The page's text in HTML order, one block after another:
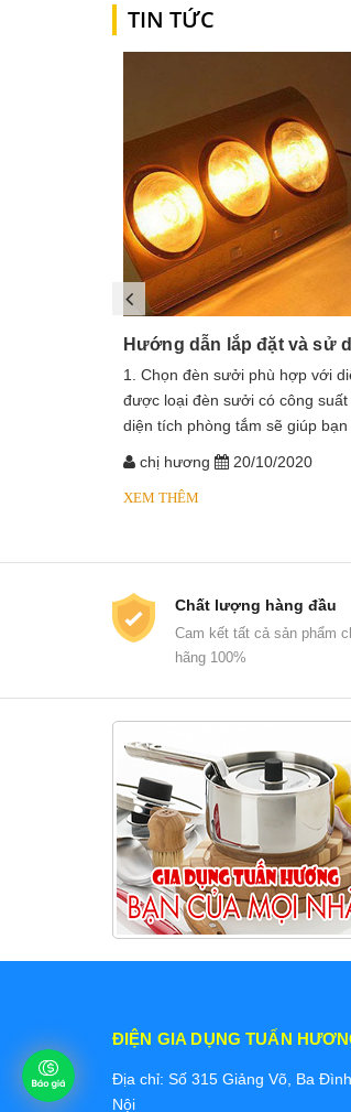
TIN TỨC
Hướng dẫn lắp đặt và sử
1. Chọn đèn sưởi phù hợp với
được loại đèn sưởi có công
diện tích phòng tắm sẽ giúp bạn
chị hương 20/10/2020
XEM THÊM
Chất lượng hàng đầu
Cam kết tất cả sản phẩm
hãng 100%
ĐIỆN GIA DỤNG TUẤN
Địa chỉ: Số 315 Giảng Võ, Ba
Nội